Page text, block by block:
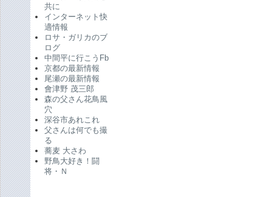
共に
インターネット快
適情報
ロサ・ガリカのブ
ログ
中間平に行こうFb
京都の最新情報
尾瀬の最新情報
會津野 茂三郎
森の父さん花鳥風
穴
深谷市あれこれ
父さんは何でも撮
る
蕎麦 大さわ
野鳥大好き！闘
将・Ｎ